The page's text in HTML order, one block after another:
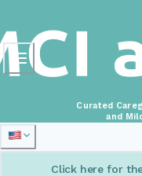
Curated
and
Click here for